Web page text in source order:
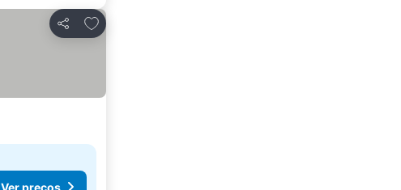
Partilhar
Adicionar aos favoritos
Ver preços